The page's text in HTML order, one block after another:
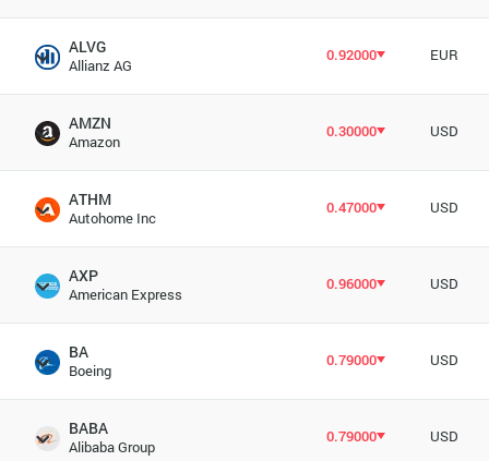
ALVG
Allianz AG
0.92000 EUR
AMZN
Amazon
0.30000 USD
ATHM
Autohome Inc
0.47000 USD
AXP
American Express
0.96000 USD
BA
Boeing
0.79000 USD
BABA
Alibaba Group
0.79000 USD